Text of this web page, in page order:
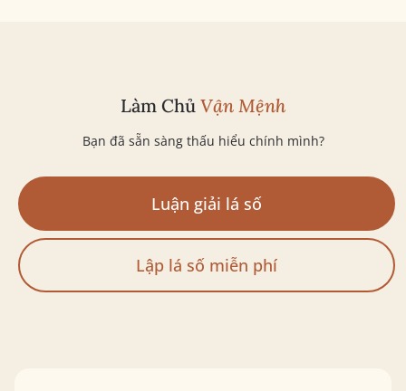
Làm Chủ Vận Mệnh
Bạn đã sẵn sàng thấu hiểu chính mình?
Luận giải lá số
Lập lá số miễn phí